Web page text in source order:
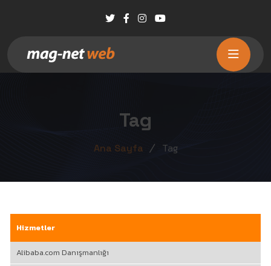
Tag
Ana Sayfa Tag
Hizmetler
Alibaba.com Danışmanlığı